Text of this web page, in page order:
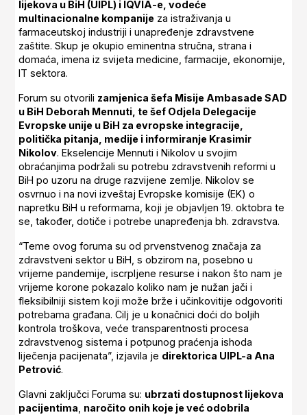
lijekova u BiH (UIPL) i IQVIA-e, vodeće
multinacionalne kompanije za istraživanja u
farmaceutskoj industriji i unapređenje zdravstvene
zaštite. Skup je okupio eminentna stručna, strana i
domaća, imena iz svijeta medicine, farmacije, ekonomije,
IT sektora.
Forum su otvorili zamjenica šefa Misije Ambasade SAD
u BiH Deborah Mennuti, te šef Odjela Delegacije
Evropske unije u BiH za evropske integracije,
politička pitanja, medije i informiranje Krasimir
Nikolov. Ekselencije Mennuti i Nikolov u svojim
obraćanjima podržali su potrebu zdravstvenih reformi u
BiH po uzoru na druge razvijene zemlje. Nikolov se
osvrnuo i na novi izveštaj Evropske komisije (EK) o
napretku BiH u reformama, koji je objavljen 19. oktobra te
se, također, dotiče i potrebe unapređenja bh. zdravstva.
“Teme ovog foruma su od prvenstvenog značaja za
zdravstveni sektor u BiH, s obzirom na, posebno u
vrijeme pandemije, iscrpljene resurse i nakon što nam je
vrijeme korone pokazalo koliko nam je nužan jači i
fleksibilniji sistem koji može brže i učinkovitije odgovoriti
potrebama građana. Cilj je u konačnici doći do boljih
kontrola troškova, veće transparentnosti procesa
zdravstvenog sistema i potpunog praćenja ishoda
liječenja pacijenata”, izjavila je direktorica UIPL-a Ana
Petrović.
Glavni zaključci Foruma su: ubrzati dostupnost lijekova
pacijentima naročito onih koje je već odobrila